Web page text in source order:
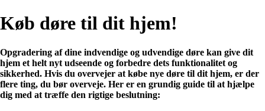
Køb døre til dit hjem!
Opgradering af dine indvendige og udvendige døre kan give dit
hjem et helt nyt udseende og forbedre dets funktionalitet og
sikkerhed. Hvis du overvejer at købe nye døre til dit hjem, er der
flere ting, du bør overveje. Her er en grundig guide til at hjælpe
dig med at træffe den rigtige beslutning: